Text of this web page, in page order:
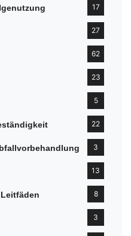
17
27
62
23
5
22
3
13
8
3